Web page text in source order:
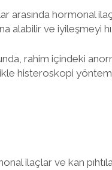
hormonal
alabilir ve iyileşmeyi
rahim içindeki
histeroskopi
ilaçlar ve kan